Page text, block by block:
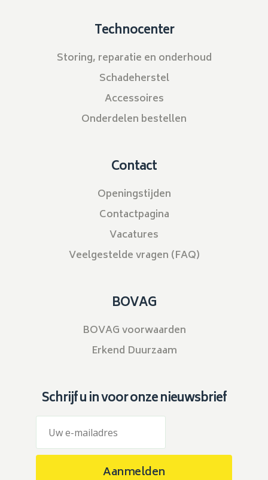
Technocenter
Storing, reparatie en onderhoud
Schadeherstel
Accessoires
Onderdelen bestellen
Contact
Openingstijden
Contactpagina
Vacatures
Veelgestelde vragen (FAQ)
BOVAG
BOVAG voorwaarden
Erkend Duurzaam
Schrijf u in voor onze nieuwsbrief
Aanmelden